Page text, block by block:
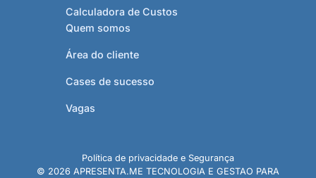
Calculadora de Custos
Quem somos
Área do cliente
Cases de sucesso
Vagas
© 2026 APRESENTA.ME TECNOLOGIA E GESTAO PARA
Política de privacidade e Segurança